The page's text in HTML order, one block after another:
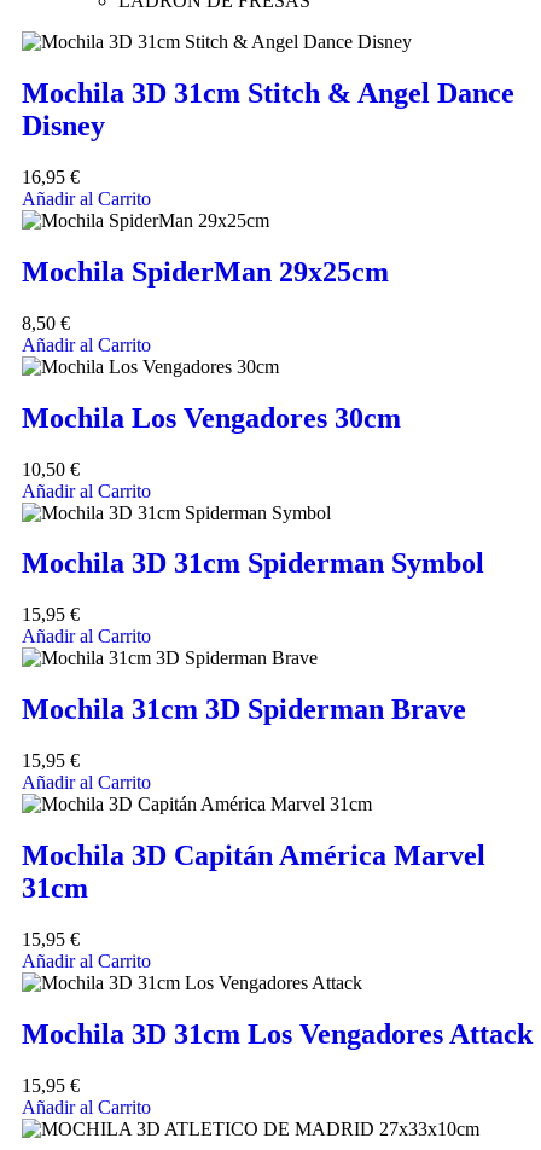
Mochila 3D 31cm Stitch & Angel Dance
Disney
16,95 €
Añadir al Carrito
Mochila SpiderMan 29x25cm
8,50 €
Añadir al Carrito
Mochila Los Vengadores 30cm
10,50 €
Añadir al Carrito
Mochila 3D 31cm Spiderman Symbol
15,95 €
Añadir al Carrito
Mochila 31cm 3D Spiderman Brave
15,95 €
Añadir al Carrito
Mochila 3D Capitán América Marvel
31cm
15,95 €
Añadir al Carrito
Mochila 3D 31cm Los Vengadores Attack
15,95 €
Añadir al Carrito